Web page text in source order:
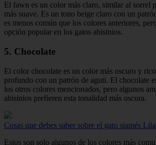
El fawn es un color más claro, similar al sorrel
más suave. Es un tono beige claro con un
es menos común que los colores anteriores,
opción popular en los gatos abisinios.
5. Chocolate
El color chocolate es un color más oscuro y
profundo con un patrón de aguti. El chocolate
los otros colores mencionados, pero algunos
abisinios prefieren esta tonalidad más oscura.
Cosas que debes saber sobre el gato siamés
Estos son solo algunos de los colores más